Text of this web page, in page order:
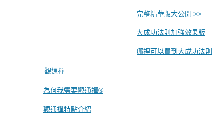
完整精華版大公開 >>
大成功法則加強效果版
哪裡可以買到大成功法則
觀通禪
為何我需要觀通禪®
觀通禪特點介紹